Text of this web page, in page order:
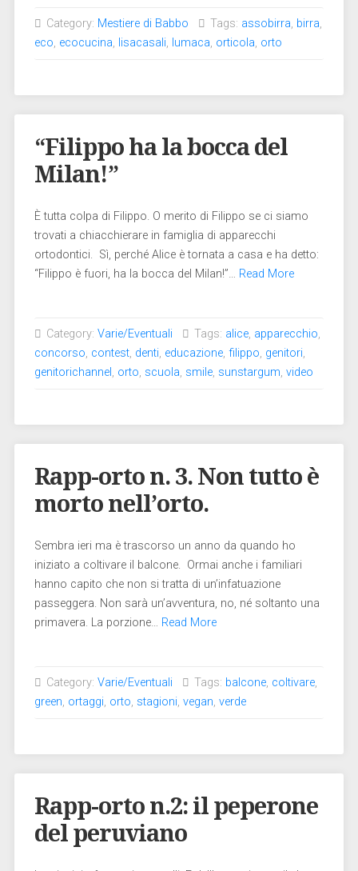
Category: Mestiere di Babbo Tags: assobirra, birra,
eco, ecocucina, lisacasali, lumaca, orticola, orto
“Filippo ha la bocca del
Milan!”
È tutta colpa di Filippo. O merito di Filippo se ci siamo
trovati a chiacchierare in famiglia di apparecchi
ortodontici. Sì, perché Alice è tornata a casa e ha detto:
“Filippo è fuori, ha la bocca del Milan!”… Read More
Category: Varie/Eventuali Tags: alice, apparecchio,
concorso, contest, denti, educazione, filippo, genitori,
genitorichannel , orto, scuola, smile, sunstargum, video
Rapp-orto n. 3. Non tutto è
morto nell’orto.
Sembra ieri ma è trascorso un anno da quando ho
iniziato a coltivare il balcone. Ormai anche i familiari
hanno capito che non si tratta di un’infatuazione
passeggera. Non sarà un’avventura, no, né soltanto una
primavera. La porzione… Read More
Category: Varie/Eventuali Tags: balcone, coltivare,
green, ortaggi, orto, stagioni, vegan, verde
Rapp-orto n.2: il peperone
del peruviano